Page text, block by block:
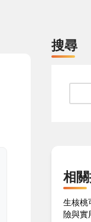
搜尋
相
生核桃
險與實